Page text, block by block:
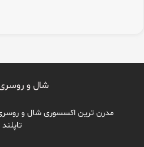
شال و روسری
مدرن ترین اکسسوری شال و
تاپلند